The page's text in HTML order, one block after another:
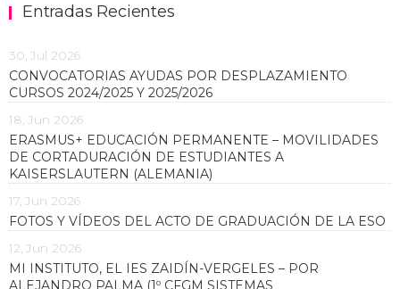
Entradas Recientes
30, Jul 2026
CONVOCATORIAS AYUDAS POR DESPLAZAMIENTO
CURSOS 2024/2025 Y 2025/2026
18, Jun 2026
ERASMUS+ EDUCACIÓN PERMANENTE – MOVILIDADES
DE CORTADURACIÓN DE ESTUDIANTES A
KAISERSLAUTERN (ALEMANIA)
17, Jun 2026
FOTOS Y VÍDEOS DEL ACTO DE GRADUACIÓN DE LA ESO
12, Jun 2026
MI INSTITUTO, EL IES ZAIDÍN-VERGELES – POR
ALEJANDRO PALMA (1º CFGM SISTEMAS